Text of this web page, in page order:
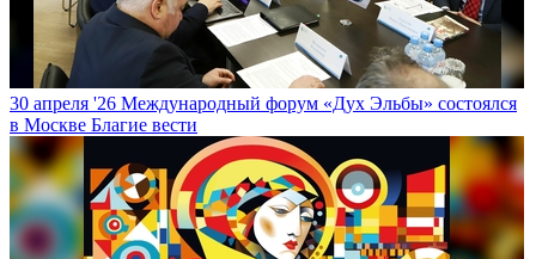
30 апреля '26 Международный форум «Дух Эльбы» состоялся
в Москве Благие вести